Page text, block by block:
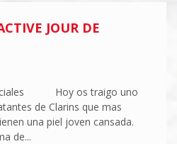
JOUR DE
Hoy os traigo uno
de Clarins que mas
una piel joven cansada.
de...